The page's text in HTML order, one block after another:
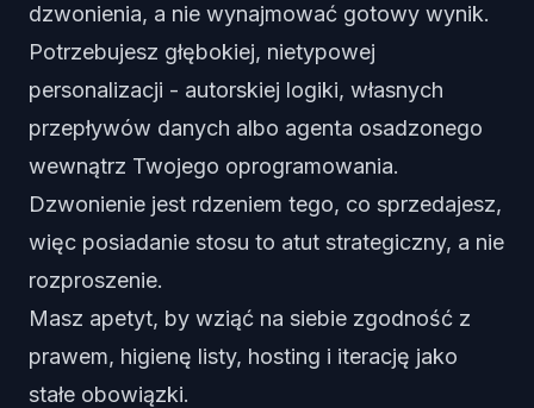
dzwonienia, a nie wynajmować gotowy wynik.
Potrzebujesz głębokiej, nietypowej
personalizacji - autorskiej logiki, własnych
przepływów danych albo agenta osadzonego
wewnątrz Twojego oprogramowania.
Dzwonienie jest rdzeniem tego, co sprzedajesz,
więc posiadanie stosu to atut strategiczny, a nie
rozproszenie.
Masz apetyt, by wziąć na siebie zgodność z
prawem, higienę listy, hosting i iterację jako
stałe obowiązki.